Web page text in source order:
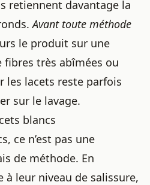
retiennent davantage la
Avant toute méthode
le produit sur une
fibres très abîmées ou
les lacets reste parfois
sur le lavage.
blancs
ce n’est pas une
de méthode. En
leur niveau de salissure,